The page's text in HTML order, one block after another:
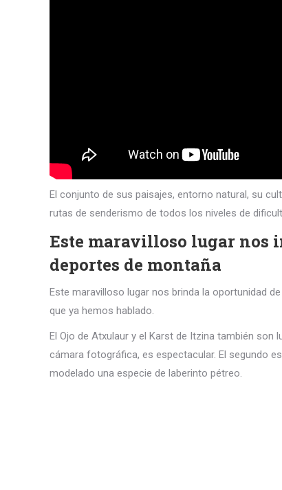
El conjunto de sus paisajes, entorno natural, su
rutas de senderismo de todos los niveles de
Este maravilloso lugar nos
deportes de montaña
Este maravilloso lugar nos brinda la oportunidad
que ya hemos hablado.
El Ojo de Atxulaur y el Karst de Itzina también son
cámara fotográfica, es espectacular. El segundo
modelado una especie de laberinto pétreo.